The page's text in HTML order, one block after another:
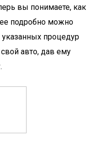
вы понимаете, как
подробно можно
процедур
авто, дав ему